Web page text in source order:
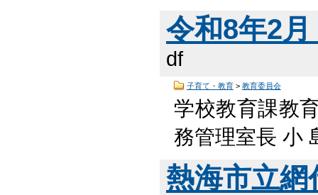
令和8年2
df
子育て・教育> 教育委員会
学校教育課教
務管理室長 小
熱海市立網